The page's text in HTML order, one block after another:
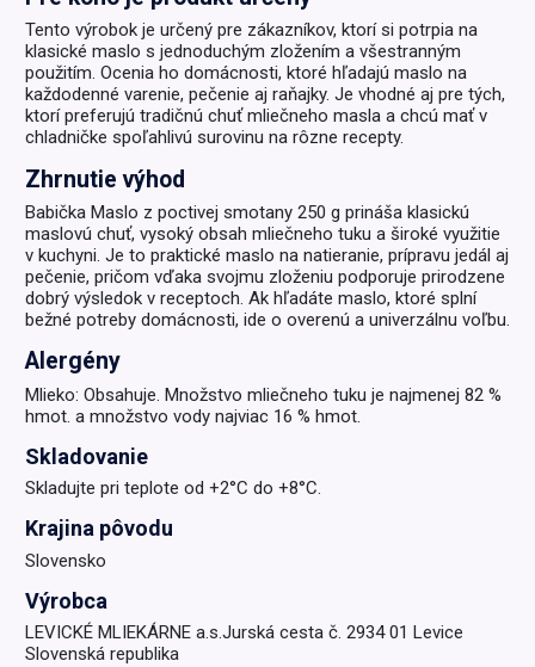
Tento výrobok je určený pre zákazníkov, ktorí si potrpia na
klasické maslo s jednoduchým zložením a všestranným
použitím. Ocenia ho domácnosti, ktoré hľadajú maslo na
každodenné varenie, pečenie aj raňajky. Je vhodné aj pre tých,
ktorí preferujú tradičnú chuť mliečneho masla a chcú mať v
chladničke spoľahlivú surovinu na rôzne recepty.
Zhrnutie výhod
Babička Maslo z poctivej smotany 250 g prináša klasickú
maslovú chuť, vysoký obsah mliečneho tuku a široké využitie
v kuchyni. Je to praktické maslo na natieranie, prípravu jedál aj
pečenie, pričom vďaka svojmu zloženiu podporuje prirodzene
dobrý výsledok v receptoch. Ak hľadáte maslo, ktoré splní
bežné potreby domácnosti, ide o overenú a univerzálnu voľbu.
Alergény
Mlieko: Obsahuje. Množstvo mliečneho tuku je najmenej 82 %
hmot. a množstvo vody najviac 16 % hmot.
Skladovanie
Skladujte pri teplote od +2°C do +8°C.
Krajina pôvodu
Slovensko
Výrobca
LEVICKÉ MLIEKÁRNE a.s.Jurská cesta č. 2934 01 Levice
Slovenská republika